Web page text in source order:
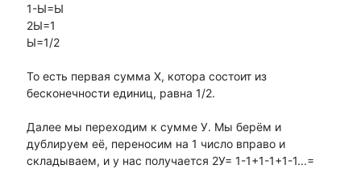
1-Ы=Ы
2Ы=1
Ы=1/2
То есть первая сумма Х, котора состоит из
бесконечности единиц, равна 1/2.
Далее мы переходим к сумме У. Мы берём и
дублируем её, переносим на 1 число вправо и
складываем, и у нас получается 2У= 1-1+1-1+1-1...=